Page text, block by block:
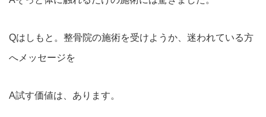
Qはしもと。整骨院の施術を受けようか、迷われている方
へメッセージを
A試す価値は、あります。